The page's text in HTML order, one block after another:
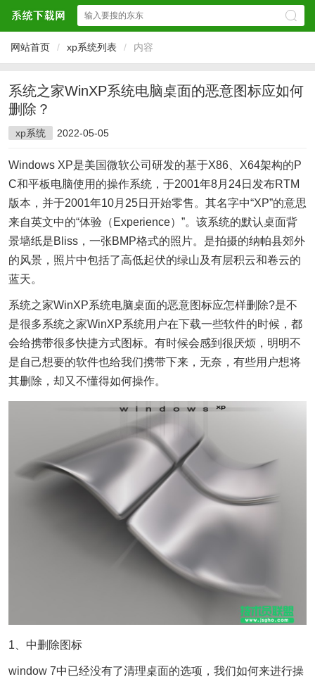
网站首页 / xp系统列表 / 内容
系统之家WinXP系统电脑桌面的恶意图标应如何
删除？
xp系统 2022-05-05
Windows XP是美国微软公司研发的基于X86、X64架构的P
C和平板电脑使用的操作系统，于2001年8月24日发布RTM
版本，并于2001年10月25日开始零售。其名字中“XP”的意思
来自英文中的“体验（Experience）”。该系统的默认桌面背
景墙纸是Bliss，一张BMP格式的照片。是拍摄的纳帕县郊外
的风景，照片中包括了高低起伏的绿山及有层积云和卷云的
蓝天。
系统之家WinXP系统电脑桌面的恶意图标应怎样删除?是不
是很多系统之家WinXP系统用户在下载一些软件的时候，都
会给携带很多快捷方式图标。有时候会感到很厌烦，明明不
是自己想要的软件也给我们携带下来，无奈，有些用户想将
其删除，却又不懂得如何操作。
1、中删除图标
window 7中已经没有了清理桌面的选项，我们如何来进行操